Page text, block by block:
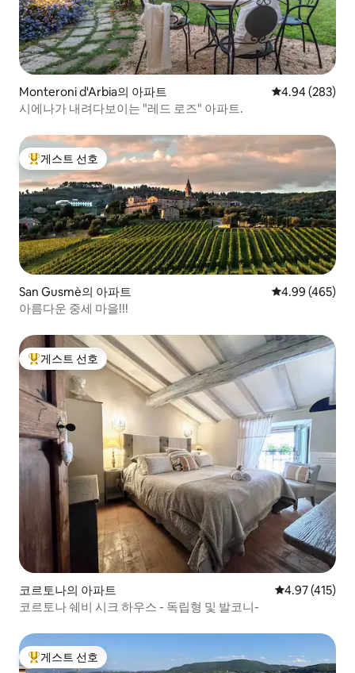
Monteroni d'Arbia의 아파트 평점 4.94점(5
4.94 (283)
시에나가 내려다보이는 "레드 로즈" 아파트.
상위 게스트 선호
게스트 선호
San Gusmè의 아파트 평점 4.99점(5
4.99 (465)
아름다운 중세 마을!!!
상위 게스트 선호
게스트 선호
코르토나의 아파트 평점 4.97점(5
4.97 (415)
코르토나 쉐비 시크 하우스 - 독립형 및 발코니-
상위 게스트 선호
게스트 선호